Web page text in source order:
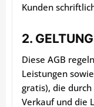
Kunden
2.
Diese AGB
Leistungen
gratis), die durch
Verkauf und die